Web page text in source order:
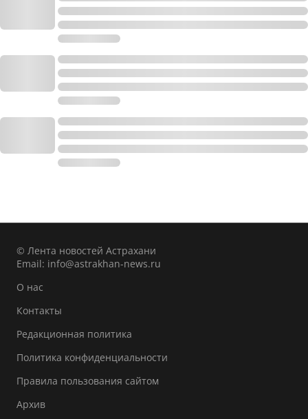
© Лента новостей Астрахани
Email: info@astrakhan-news.ru
О нас
Контакты
Редакционная политика
Политика конфиденциальности
Правила пользования сайтом
Архив